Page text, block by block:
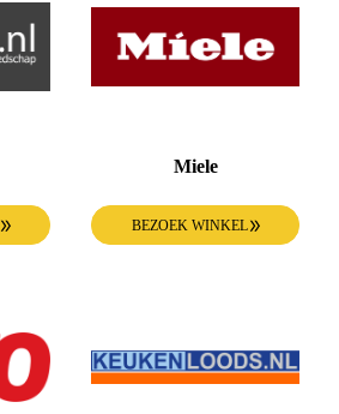
Miele
BEZOEK WINKEL